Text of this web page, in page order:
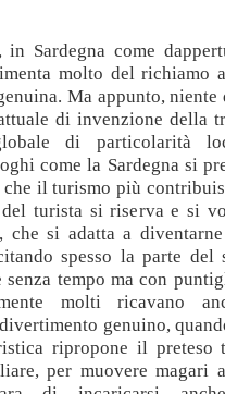
in Sardegna come
molto del richiamo
Ma appunto,
di invenzione della
di particolarità
come la Sardegna si
il turismo più
turista si riserva e si
che si adatta a
spesso la parte del
tempo ma con
molti ricavano
genuino,
ripropone il preteso
per muovere magari